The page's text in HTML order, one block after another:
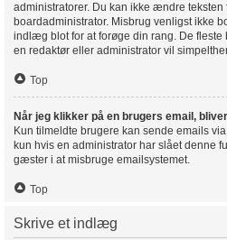
administratorer. Du kan ikke ændre teksten
boardadministrator. Misbrug venligst ikke
indlæg blot for at forøge din rang. De fleste
en redaktør eller administrator vil
Top
Når jeg klikker på en brugers email,
Kun tilmeldte brugere kan sende emails
kun hvis en administrator har slået denne
gæster i at misbruge emailsystemet.
Top
Skrive et indlæg